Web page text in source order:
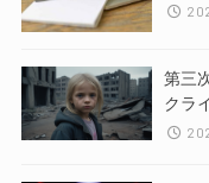
第三
クラ